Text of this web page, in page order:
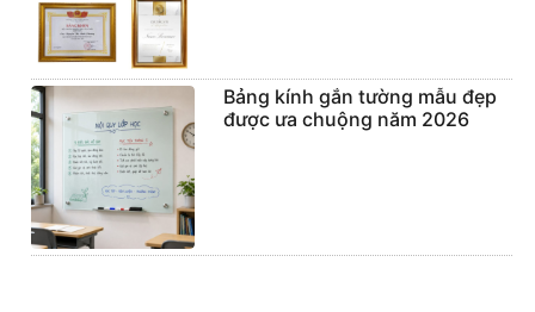
Bảng kính gắn tường mẫu đẹp
được ưa chuộng năm 2026